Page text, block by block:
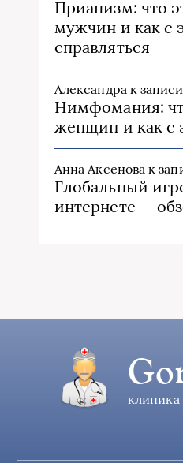
Приапизм: что
мужчин и как с
справляться
Александра к записи
Нимфомания:
женщин и как с
Анна Аксенова к
Глобальный
интернете —
клиника